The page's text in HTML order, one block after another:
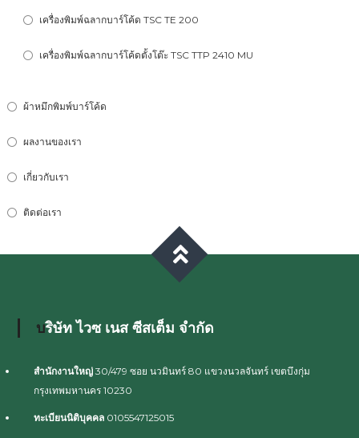
เครื่องพิมพ์ฉลากบาร์โค้ด TSC TE 200
เครื่องพิมพ์ฉลากบาร์โค้ดตั้งโต๊ะ TSC TTP 2410 MU
ผ้าหมึกพิมพ์บาร์โค้ด
ผลงานของเรา
เกี่ยวกับเรา
ติดต่อเรา
บริษัท ไวซ เนส ซีสเต็ม จำกัด
สำนักงานใหญ่30/479 ซอย นวมินทร์ 80 แขวงนวลจันทร์ เขตบึงกุ่ม
กรุงเทพมหานคร 10230
ทะเบียนนิติบุคคล0105547125015